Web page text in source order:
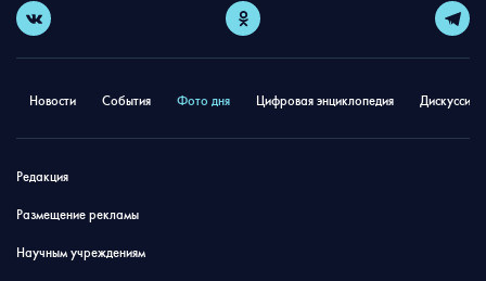
Новости События Фото дня Цифровая энциклопедия
Редакция
Размещение рекламы
Научным учреждениям